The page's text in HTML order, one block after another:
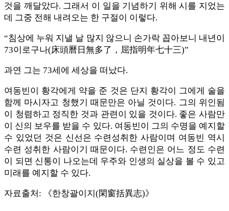
것을 깨달았다. 그래서 이 일을 기념하기 위해 시를 지었는
데 그중 전해 내려오는 한 구절이 이렇다.
“침상에 누워 지낼 날 많지 않으니 손가락 꼽아보니 내년이
73이로구나(床頭曆日無多了，屈指明年七十三)”
과연 그는 73세에 세상을 떠났다.
여동빈이 황각에게 약을 준 것은 단지 황각이 그에게 술을
함께 마시자고 청했기 때문만은 아닐 것이다. 그의 위인됨
이 청렴하고 정직한 것과 관련이 있을 것이다. 좋은 사람만
이 신의 보우를 받을 수 있다. 여동빈이 그의 수명을 예지할
수 있었던 것은 신선은 수련성취한 사람이며 여동빈 역시
수련 성취한 사람이기 때문이다. 수련인은 어느 정도 수련
이 되면 신통이 나오는데 우주와 인생의 실상을 볼 수 있고
미래를 예지할 수 있다.
자료출처: 《한창괄이지(閑窗括異志)》